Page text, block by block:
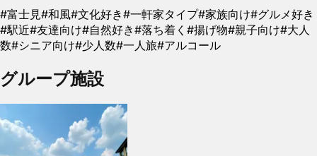
#富士見#和風#文化好き#一軒家タイプ#家族向け#グルメ好き
#駅近#友達向け#自然好き#落ち着く #揚げ物#親子向け#大人
数#シニア向け#少人数#一人旅#アルコール
グループ施設